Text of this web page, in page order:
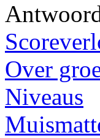
Over
Niveaus